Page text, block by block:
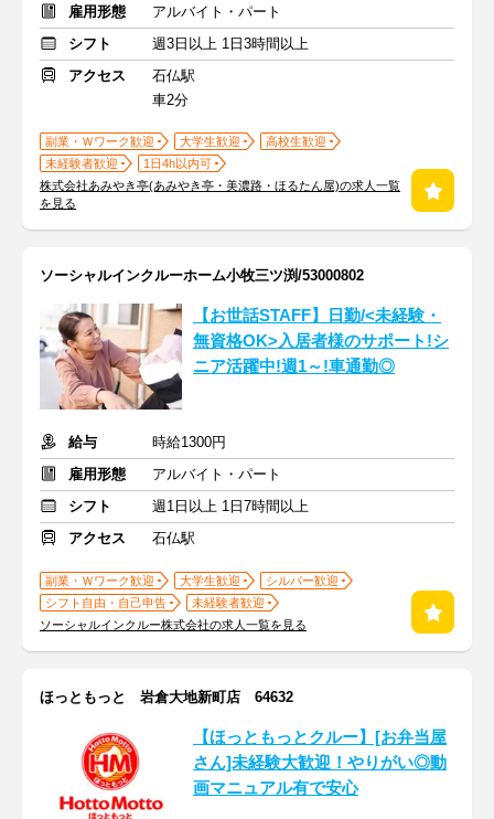
雇用形態
アルバイト・パート
シフト
週3日以上 1日3時間以上
アクセス
石仏駅
車2分
副業・Ｗワーク歓迎 大学生歓迎
高校生歓迎
未経験者歓迎
1日4h以内可
株式会社あみやき亭(あみやき亭・美濃路・ほるたん屋)の求人一覧
を見る
ソーシャルインクルーホーム小牧三ツ渕/53000802
【お世話STAFF】日勤/<未経験・
無資格OK>入居者様のサポート!シ
ニア活躍中!週1～!車通勤◎
給与
時給1300円
雇用形態
アルバイト・パート
シフト
週1日以上 1日7時間以上
アクセス
石仏駅
副業・Ｗワーク歓迎 大学生歓迎
シルバー歓迎
シフト自由・自己申告
未経験者歓迎
ソーシャルインクルー株式会社の求人一覧を見る
ほっともっと 岩倉大地新町店 64632
【ほっともっとクルー】[お弁当屋
さん]未経験大歓迎！やりがい◎動
画マニュアル有で安心